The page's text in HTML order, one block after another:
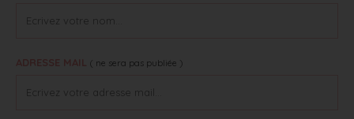
( ne sera pas publiée )